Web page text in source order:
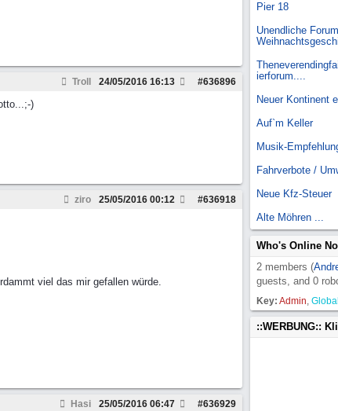
Troll #636896
24/05/2016 16:13
)
ziro #636918
25/05/2016 00:12
viel das mir gefallen würde.
Hasi #636929
25/05/2016 06:47
Pier 18
Unendliche
ierforum....
Neuer Kontinent
Auf`m Keller
Musik-
Fahrverbote /
Neue Kfz-Steuer
Alte Möhren ...
Who's Online
2 members (
guests, and 0
Key: Admin,
::WERBUNG::